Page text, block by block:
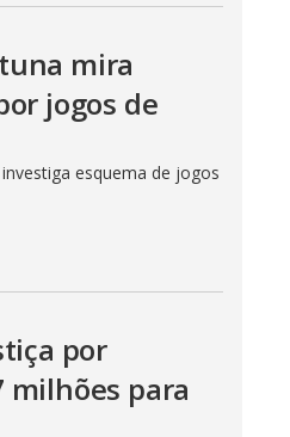
mira
jogos de
esquema de jogos
por
milhões para